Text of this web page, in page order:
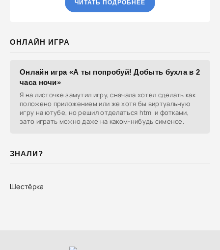
ЧИТАТЬ ПОДРОБНЕЕ
ОНЛАЙН ИГРА
Онлайн игра «А ты попробуй! Добыть бухла в 2
часа ночи»
Я на листочке замутил игру, сначала хотел сделать как
положено приложением или же хотя бы виртуальную
игру на ютубе, но решил отделаться html и фотками,
зато играть можно даже на каком-нибудь сименсе.
ЗНАЛИ?
Шестёрка